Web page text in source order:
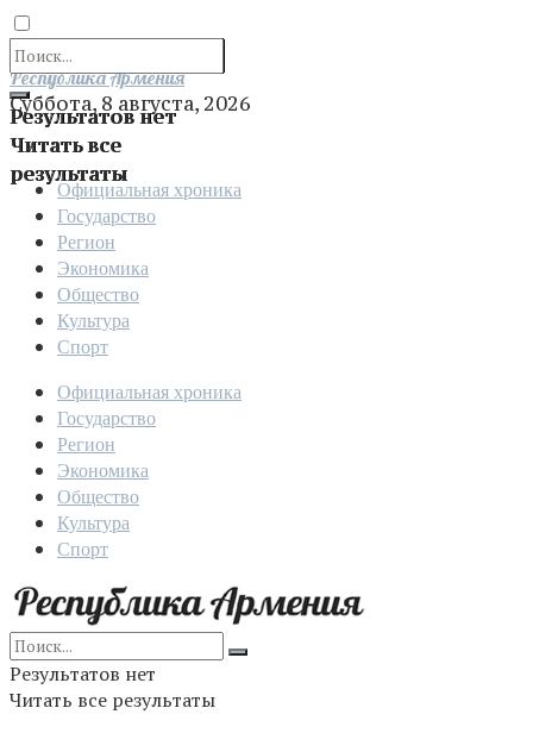
Результатов нет
Читать все
результаты
Отправить
Республика Армения
Суббота, 8 августа, 2026
Официальная хроника
Государство
Регион
Экономика
Общество
Культура
Спорт
Официальная хроника
Государство
Регион
Экономика
Общество
Культура
Спорт
Результатов нет
Читать все результаты